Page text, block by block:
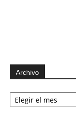
Archivo
Archivo